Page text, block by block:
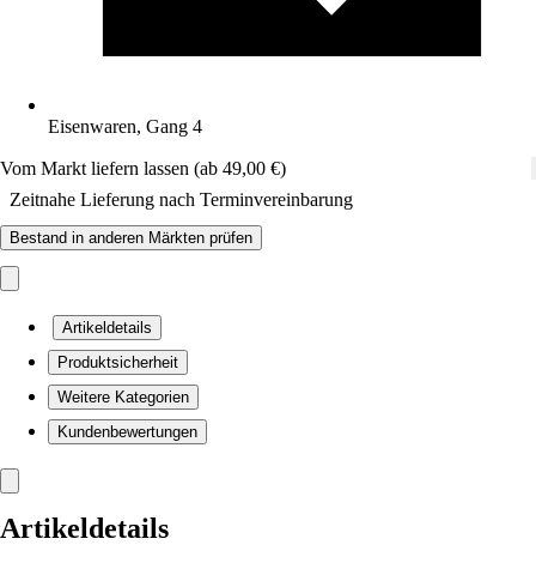
Eisenwaren, Gang 4
Vom Markt liefern lassen (ab 49,00 €)
Zeitnahe Lieferung nach Terminvereinbarung
Bestand in anderen Märkten prüfen
Artikeldetails
Produktsicherheit
Weitere Kategorien
Kundenbewertungen
Artikeldetails